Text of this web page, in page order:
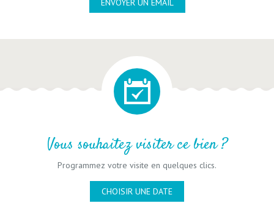
ENVOYER UN EMAIL
Vous souhaitez visiter ce bien ?
Programmez votre visite en quelques clics.
CHOISIR UNE DATE